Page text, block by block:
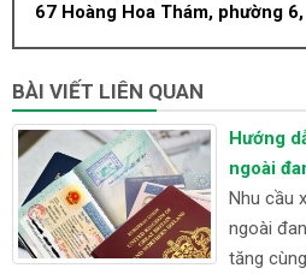
67 Hoàng Hoa Thám, phường
BÀI VIẾT LIÊN QUAN
Hướng
ngoài
Nhu cầu
ngoài
tăng